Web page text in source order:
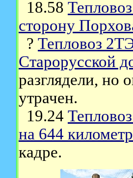
18.58
сторону
? Тепловоз
Старорусской
разглядели, но
утрачен.
19.24
на 644
кадре.